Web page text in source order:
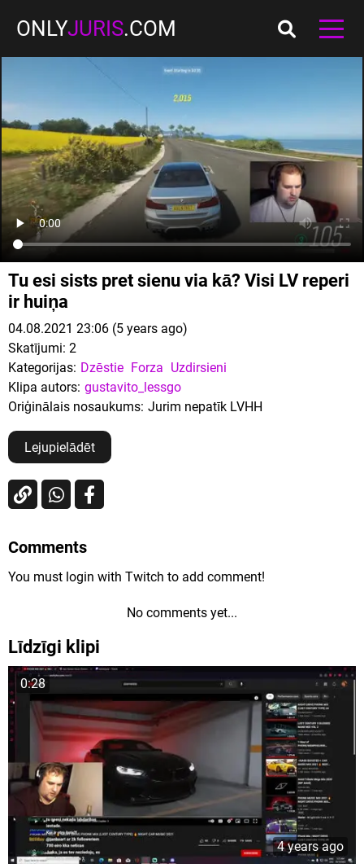
ONLYJURIS.COM
Tu esi sists pret sienu via kā? Visi LV reperi
ir huiņa
04.08.2021 23:06 (5 years ago)
Skatījumi: 2
Kategorijas: Dzēstie Forza Uzdirsieni
Klipa autors: gustavito_lessgo
Oriģinālais nosaukums: Jurim nepatīk LVHH
Lejupielādēt
Comments
You must login with Twitch to add comment!
No comments yet...
Līdzīgi klipi
0:28
4 years ago